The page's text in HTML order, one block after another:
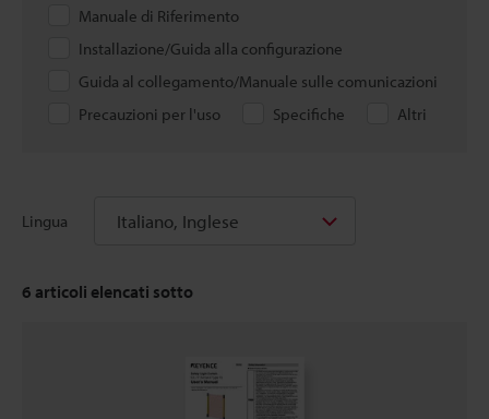
Manuale di Riferimento
Installazione/Guida alla configurazione
Guida al collegamento/Manuale sulle comunicazioni
Precauzioni per l'uso
Specifiche Altri
Lingua Italiano, Inglese
6 articoli elencati sotto